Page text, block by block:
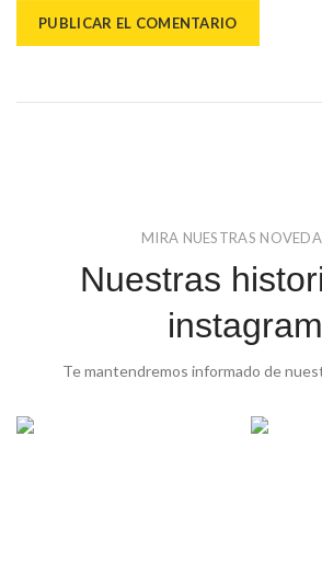
MIRA NUESTRAS
Nuestras
instagram
Te mantendremos informado de